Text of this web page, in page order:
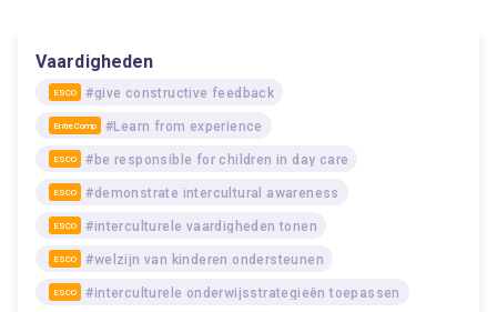
Vaardigheden
ESCO #give constructive feedback
EntreComp #Learn from experience
ESCO #be responsible for children in day care
ESCO #demonstrate intercultural awareness
ESCO #interculturele vaardigheden tonen
ESCO #welzijn van kinderen ondersteunen
ESCO #interculturele onderwijsstrategieën toepassen